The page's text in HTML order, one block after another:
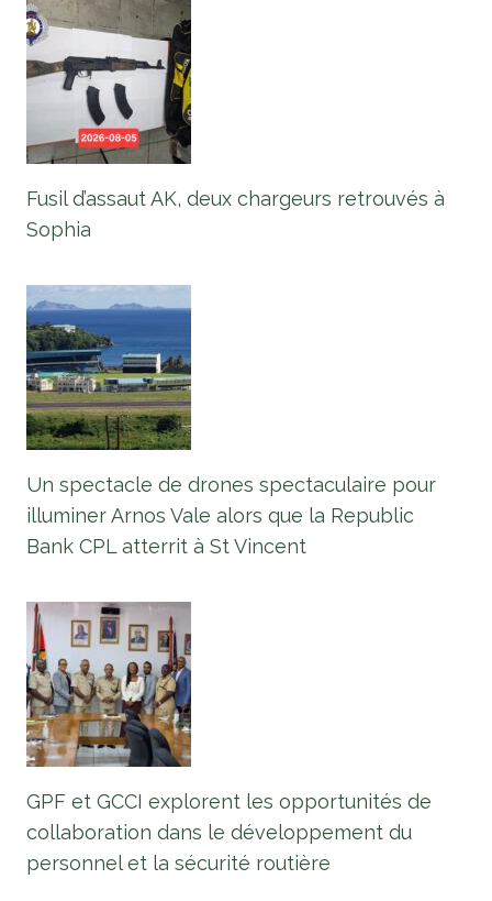
Fusil d’assaut AK, deux chargeurs retrouvés à
Sophia
Un spectacle de drones spectaculaire pour
illuminer Arnos Vale alors que la Republic
Bank CPL atterrit à St Vincent
GPF et GCCI explorent les opportunités de
collaboration dans le développement du
personnel et la sécurité routière